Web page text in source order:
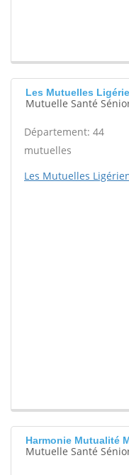
Les Mutuelles
Mutuelle Santé
Département: 44
mutuelles
Les Mutuelles
Harmonie Mutualité
Mutuelle Santé